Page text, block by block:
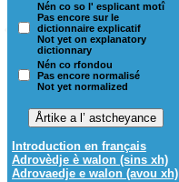
Nén co so l' esplicant motî
Pas encore sur le
dictionnaire explicatif
Not yet on explanatory
dictionnary
Nén co rfondou
Pas encore normalisé
Not yet normalized
Introduction en français
Adrovèdje è walon (sins xh)
Adrovaedje e walon (avou xh)